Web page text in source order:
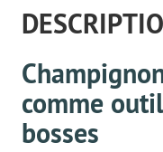
comme
bosses